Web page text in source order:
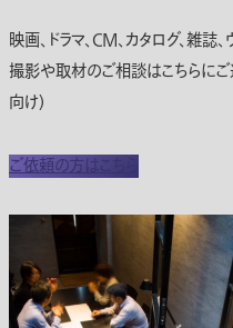
映画、ドラマ、CM、カタログ、雑
撮影や取材のご相談はこちらにご
向け)
ご依頼の方はこちら